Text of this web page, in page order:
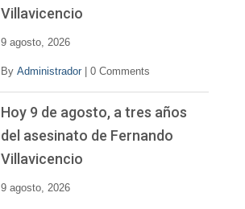
Villavicencio
9 agosto, 2026
By Administrador 0 Comments
Hoy 9 de agosto, a tres años
del asesinato de Fernando
Villavicencio
9 agosto, 2026